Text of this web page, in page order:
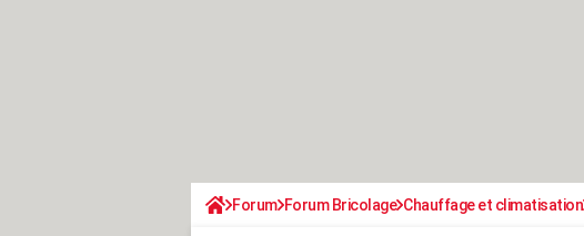
Forum Forum Bricolage Chauffage et climatisation